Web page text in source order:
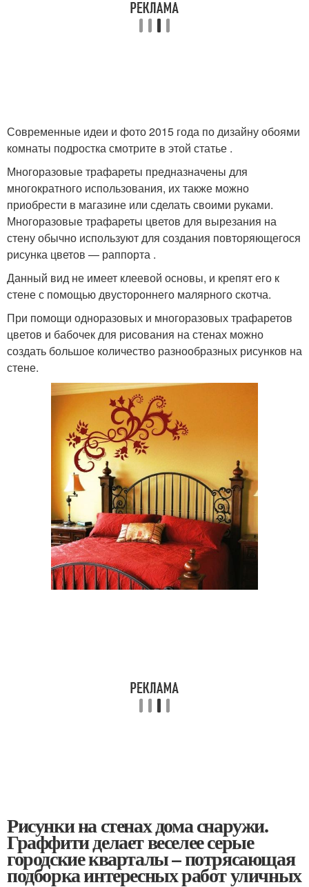
Современные идеи и фото 2015 года по дизайну обоями
комнаты подростка смотрите в этой статье .
Многоразовые трафареты предназначены для
многократного использования, их также можно
приобрести в магазине или сделать своими руками.
Многоразовые трафареты цветов для вырезания на
стену обычно используют для создания повторяющегося
рисунка цветов — раппорта .
Данный вид не имеет клеевой основы, и крепят его к
стене с помощью двустороннего малярного скотча.
При помощи одноразовых и многоразовых трафаретов
цветов и бабочек для рисования на стенах можно
создать большое количество разнообразных рисунков на
стене.
Рисунки на стенах дома снаружи.
Граффити делает веселее серые
городские кварталы – потрясающая
подборка интересных работ уличных